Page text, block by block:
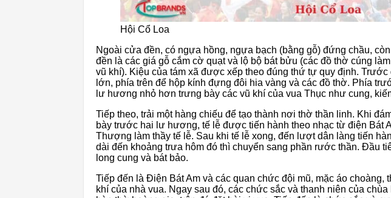
Hội Cổ Loa
Ngoài cửa đền, có ngựa hồng, ngựa bạch (bằng gỗ) đứng chầu,
đền là các giá gỗ cắm cờ quạt và lộ bộ bát bửu (các đồ thờ cúng
vũ khí). Kiệu của tám xã được xếp theo đúng thứ tự quy định.
lớn, phía trên để hộp kính đựng đôi hia vàng và các đồ thờ. Phía
lư hương nhỏ hơn trưng bày các vũ khí của vua Thục như cung,
Tiếp theo, trải một hàng chiếu để tạo thành nơi thờ thần linh. Khi
bày trước hai lư hương, tế lễ được tiến hành theo nhạc từ điện Bát
Thượng làm thầy tế lễ. Sau khi tế lễ xong, đến lượt dân làng tiến
dài đến khoảng trưa hôm đó thì chuyển sang phần rước thần. Đầu
long cung và bát bảo.
Tiếp đến là Điện Bát Am và các quan chức đội mũ, mặc áo choàng,
khí của nhà vua. Ngay sau đó, các chức sắc và thanh niên của chùa